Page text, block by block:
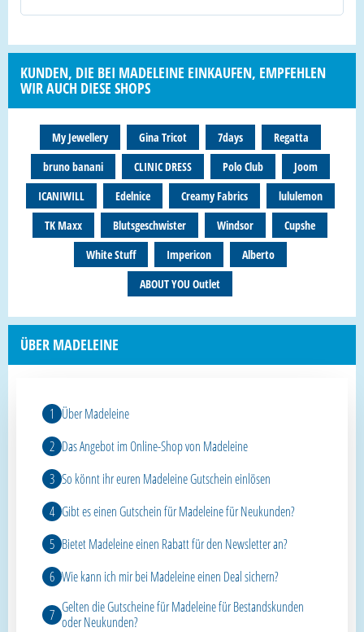
KUNDEN, DIE BEI MADELEINE EINKAUFEN, EMPFEHLEN
WIR AUCH DIESE SHOPS
My Jewellery Gina Tricot 7days
Regatta
bruno banani
CLINIC DRESS Polo Club
Joom
ICANIWILL
Edelnice Creamy Fabrics
lululemon
TK Maxx
Blutsgeschwister Windsor
Cupshe
White Stuff
Impericon
Alberto
ABOUT YOU Outlet
ÜBER MADELEINE
Über Madeleine
Das Angebot im Online-Shop von Madeleine
So könnt ihr euren Madeleine Gutschein einlösen
Gibt es einen Gutschein für Madeleine für Neukunden?
Bietet Madeleine einen Rabatt für den Newsletter an?
Wie kann ich mir bei Madeleine einen Deal sichern?
Gelten die Gutscheine für Madeleine für Bestandskunden
oder Neukunden?